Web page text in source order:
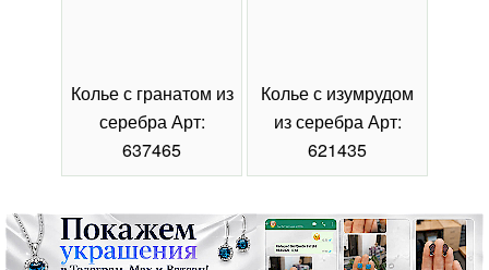
Колье с гранатом из
серебра Арт:
637465
Колье с изумрудом
из серебра Арт:
621435